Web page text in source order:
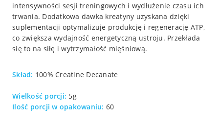
intensywności sesji treningowych i wydłużenie czasu ich
trwania. Dodatkowa dawka kreatyny uzyskana dzięki
suplementacji optymalizuje produkcję i regenerację ATP,
co zwiększa wydajność energetyczną ustroju. Przekłada
się to na siłę i wytrzymałość mięśniową.
Skład: 100% Creatine Decanate
Wielkość porcji: 5g
Ilość porcji w opakowaniu: 60